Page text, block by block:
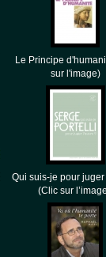
Le Principe
sur l'image)
Qui suis-je pour juger
(Clic sur